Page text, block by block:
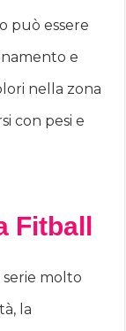
può essere
e
nella zona
con pesi e
Fitball
molto
la